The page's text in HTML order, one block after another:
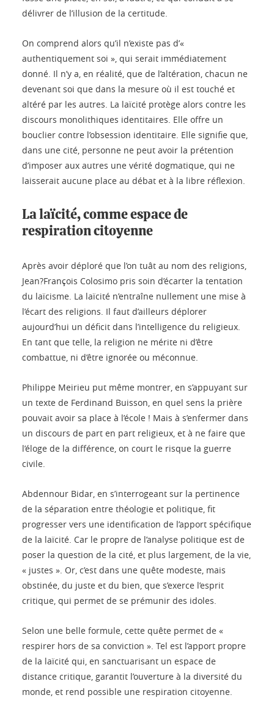
délivrer de l’illusion de la certitude.
On comprend alors qu’il n’existe pas d’«
authentiquement soi », qui serait immédiatement
donné. Il n’y a, en réalité, que de l’altération, chacun ne
devenant soi que dans la mesure où il est touché et
altéré par les autres. La laïcité protège alors contre les
discours monolithiques identitaires. Elle offre un
bouclier contre l’obsession identitaire. Elle signifie que,
dans une cité, personne ne peut avoir la prétention
d’imposer aux autres une vérité dogmatique, qui ne
laisserait aucune place au débat et à la libre réflexion.
La laïcité, comme espace de
respiration citoyenne
Après avoir déploré que l’on tuât au nom des religions,
Jean?François Colosimo pris soin d’écarter la tentation
du laïcisme. La laïcité n’entraîne nullement une mise à
l’écart des religions. Il faut d’ailleurs déplorer
aujourd’hui un déficit dans l’intelligence du religieux.
En tant que telle, la religion ne mérite ni d’être
combattue, ni d’être ignorée ou méconnue.
Philippe Meirieu put même montrer, en s’appuyant sur
un texte de Ferdinand Buisson, en quel sens la prière
pouvait avoir sa place à l’école ! Mais à s’enfermer dans
un discours de part en part religieux, et à ne faire que
l’éloge de la différence, on court le risque la guerre
civile.
Abdennour Bidar, en s’interrogeant sur la pertinence
de la séparation entre théologie et politique, fit
progresser vers une identification de l’apport spécifique
de la laïcité. Car le propre de l’analyse politique est de
poser la question de la cité, et plus largement, de la vie,
« justes ». Or, c’est dans une quête modeste, mais
obstinée, du juste et du bien, que s’exerce l’esprit
critique, qui permet de se prémunir des idoles.
Selon une belle formule, cette quête permet de «
respirer hors de sa conviction ». Tel est l’apport propre
de la laïcité qui, en sanctuarisant un espace de
distance critique, garantit l’ouverture à la diversité du
monde, et rend possible une respiration citoyenne.